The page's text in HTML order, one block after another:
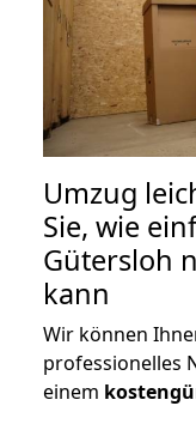
Umzug
Sie, wie
Gütersloh
kann
Wir können
professionelles
einem